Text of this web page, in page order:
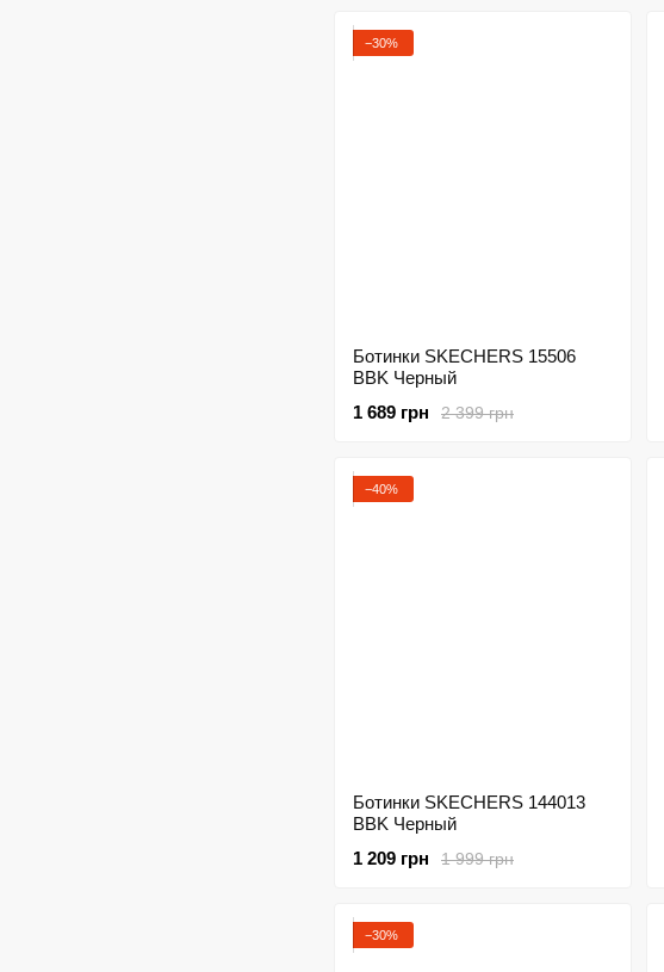
−30%
Ботинки SKECHERS 15506
BBK Черный
2 399 грн
1 689 грн
−40%
Ботинки SKECHERS 144013
BBK Черный
1 999 грн
1 209 грн
−30%